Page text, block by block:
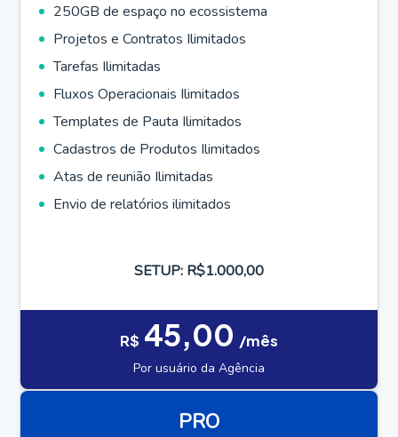
250GB de espaço no ecossistema
Projetos e Contratos Ilimitados
Tarefas Ilimitadas
Fluxos Operacionais Ilimitados
Templates de Pauta Ilimitados
Cadastros de Produtos Ilimitados
Atas de reunião Ilimitadas
Envio de relatórios ilimitados
SETUP: R$1.000,00
R$ 45,00 /mês
Por usuário da Agência
PRO